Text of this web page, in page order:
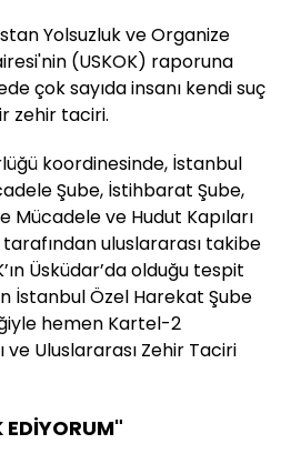
Yolsuzluk ve Organize
(USKOK) raporuna
çok sayıda insanı kendi suç
zehir taciri.
koordinesinde, İstanbul
Şube, İstihbarat Şube,
Mücadele ve Hudut Kapıları
uluslararası takibe
Üsküdar’da olduğu tespit
İstanbul Özel Harekat Şube
hemen Kartel-2
Uluslararası Zehir Taciri
EDİYORUM"